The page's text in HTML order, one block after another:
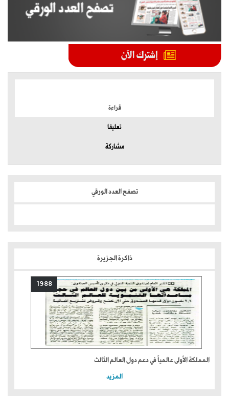
قراءة
تعليقا
مشاركة
تصفح العدد الورقي
ذاكرة الجزيرة
1988
المملكة الأولى عالمياً في دعم دول العالم الثالث
المزيد